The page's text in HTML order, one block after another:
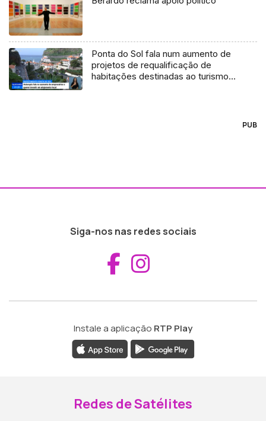
Ponta do Sol fala num aumento de
projetos de requalificação de
habitações destinadas ao turismo
PUB
Siga-nos nas redes sociais
Aceder ao
Instale a aplicação RTP Play
Redes de Satélites